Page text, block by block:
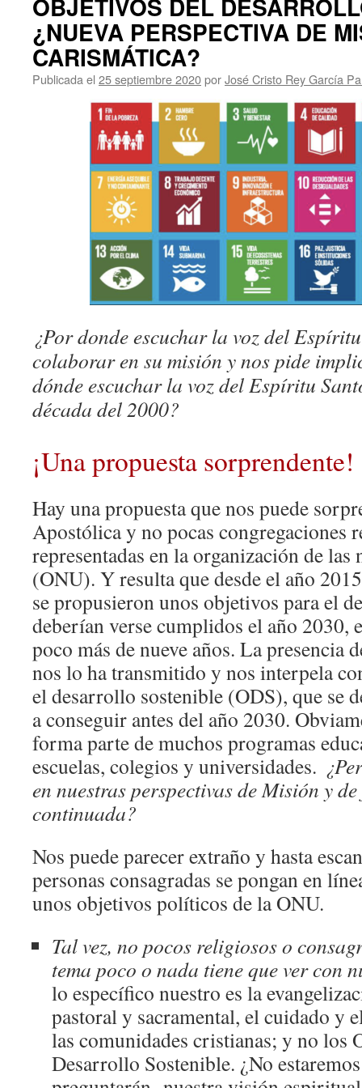
OBJETIVOS DEL
¿NUEVA PERSPECTIVA DE
CARISMÁTICA?
Publicada el 25 septiembre 2020porJosé Cristo Rey García
¿Por donde escuchar la voz del
colaborar en su misión y nos pide
dónde escuchar la voz del Espíritu
década del 2000?
¡Una propuesta sorprendente!
Hay una propuesta que nos puede
Apostólica y no pocas congregaciones
representadas en la organización de las
(ONU). Y resulta que desde el año
se propusieron unos objetivos para el
deberían verse cumplidos el año 2030,
poco más de nueve años. La presencia
nos lo ha transmitido y nos interpela
el desarrollo sostenible (ODS), que se
a conseguir antes del año 2030.
forma parte de muchos programas
escuelas, colegios y universidades.
en nuestras perspectivas de Misión y
continuada?
Nos puede parecer extraño y hasta
personas consagradas se pongan en
unos objetivos políticos de la ONU.
Tal vez, no pocos religiosos o
tema poco o nada tiene que ver con
lo específico nuestro es la
pastoral y sacramental, el cuidado y
las comunidades cristianas; y no los
Desarrollo Sostenible. ¿No